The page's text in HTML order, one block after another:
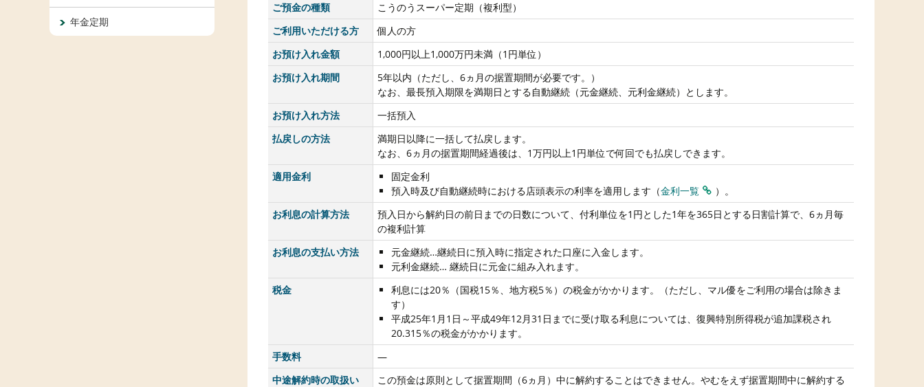
ご預金の種類
こうのうスーパー定期（複利型）
ご利用いただける方
個人の方
お預け入れ金額
1,000円以上1,000万円未満（1円単位）
お預け入れ期間
5年以内（ただし、6ヵ月の据置期間が必要です。）
なお、最長預入期限を満期日とする自動継続（元金継続、元利金継続）とします。
お預け入れ方法
一括預入
払戻しの方法
満期日以降に一括して払戻します。
なお、6ヵ月の据置期間経過後は、1万円以上1円単位で何回でも払戻しできます。
適用金利
固定金利
預入時及び自動継続時における店頭表示の利率を適用します（金利一覧
）。
お利息の計算方法
預入日から解約日の前日までの日数について、付利単位を1円とした1年を365日とする日割計算で、6ヵ月毎
の複利計算
お利息の支払い方法
元金継続…継続日に預入時に指定された口座に入金します。
元利金継続… 継続日に元金に組み入れます。
税金
利息には20％（国税15％、地方税5％）の税金がかかります。（ただし、マル優をご利用の場合は除きま
す）
平成25年1月1日～平成49年12月31日までに受け取る利息については、復興特別所得税が追加課税され
20.315％の税金がかかります。
手数料
―
中途解約時の取扱い
この預金は原則として据置期間（6ヵ月）中に解約することはできません。やむをえず据置期間中に解約する
年金定期